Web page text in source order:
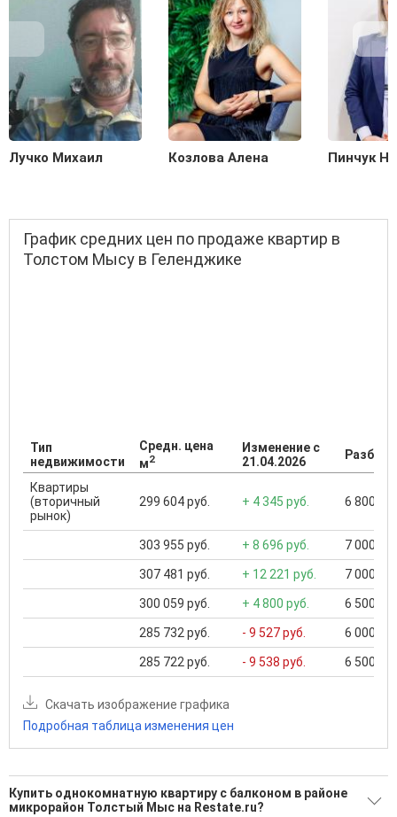
Лучко Михаил Козлова Алена Пинчук
График средних цен по продаже квартир в
Толстом Мысу в Геленджике
Тип
недвижимости
Средн. цена
м2
Изменение с
21.04.2026
Квартиры
(вторичный
рынок)
299 604 руб. + 4 345 руб. 6 800
303 955 руб. + 8 696 руб. 7 000
307 481 руб. + 12 221 руб. 7 000
300 059 руб. + 4 800 руб. 6 500
285 732 руб. - 9 527 руб. 6 000
285 722 руб. - 9 538 руб. 6 500
Скачать изображение графика
Подробная таблица изменения цен
Купить однокомнатную квартиру с балконом в районе
микрорайон Толстый Мыс на Restate.ru?